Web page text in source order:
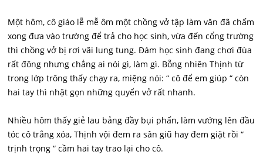
Một hôm, cô giáo lễ mễ ôm một chồng vở tập làm văn đã chấm
xong đưa vào trường để trả cho học sinh, vừa đến cổng trường
thì chồng vở bị rơi vãi lung tung. Đám học sinh đang chơi đùa
rất đông nhưng chẳng ai nói gì, làm gì. Bỗng nhiên Thịnh từ
trong lớp trông thấy chạy ra, miệng nói: “ cô để em giúp “ còn
hai tay thì nhặt gọn những quyển vở rất nhanh.
Nhiều hôm thấy giẻ lau bảng đầy bụi phấn, làm vướng lên đầu
tóc cô trắng xóa, Thịnh vội đem ra sân giũ hay đem giặt rồi “
trịnh trọng “ cầm hai tay trao lại cho cô.